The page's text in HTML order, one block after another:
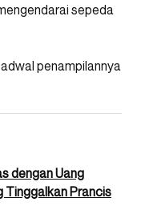
sepeda
penampilannya
dengan Uang
Tinggalkan Prancis